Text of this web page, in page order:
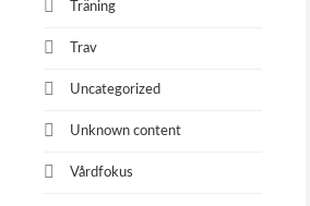
Träning
Trav
Uncategorized
Unknown content
Vårdfokus